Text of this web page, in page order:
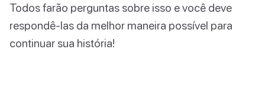
Todos farão perguntas sobre isso e você deve
respondê-las da melhor maneira possível para
continuar sua história!